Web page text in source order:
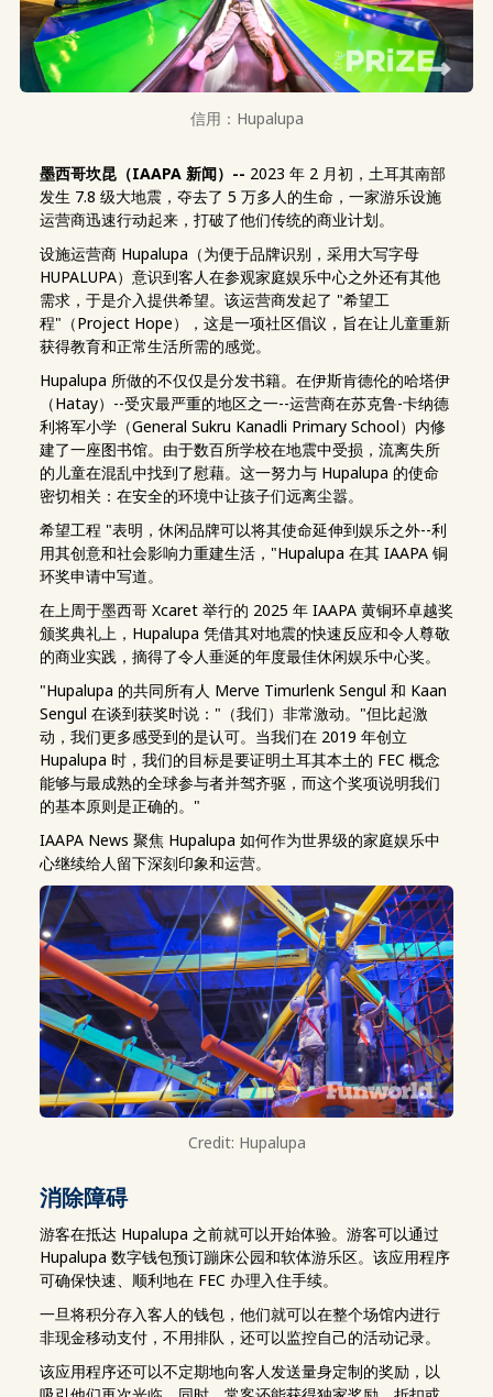
信用：Hupalupa
墨西哥坎昆（IAAPA 新闻）-- 2023 年 2 月初，土耳其南部
发生 7.8 级大地震，夺去了 5 万多人的生命，一家游乐设施
运营商迅速行动起来，打破了他们传统的商业计划。
设施运营商 Hupalupa（为便于品牌识别，采用大写字母
HUPALUPA）意识到客人在参观家庭娱乐中心之外还有其他
需求，于是介入提供希望。该运营商发起了 "希望工
程"（Project Hope），这是一项社区倡议，旨在让儿童重新
获得教育和正常生活所需的感觉。
Hupalupa 所做的不仅仅是分发书籍。在伊斯肯德伦的哈塔伊
（Hatay）--受灾最严重的地区之一--运营商在苏克鲁-卡纳德
利将军小学（General Sukru Kanadli Primary School）内修
建了一座图书馆。由于数百所学校在地震中受损，流离失所
的儿童在混乱中找到了慰藉。这一努力与 Hupalupa 的使命
密切相关：在安全的环境中让孩子们远离尘嚣。
希望工程 "表明，休闲品牌可以将其使命延伸到娱乐之外--利
用其创意和社会影响力重建生活，"Hupalupa 在其 IAAPA 铜
环奖申请中写道。
在上周于墨西哥 Xcaret 举行的 2025 年 IAAPA 黄铜环卓越奖
颁奖典礼上，Hupalupa 凭借其对地震的快速反应和令人尊敬
的商业实践，摘得了令人垂涎的年度最佳休闲娱乐中心奖。
"Hupalupa 的共同所有人 Merve Timurlenk Sengul 和 Kaan
Sengul 在谈到获奖时说："（我们）非常激动。"但比起激
动，我们更多感受到的是认可。当我们在 2019 年创立
Hupalupa 时，我们的目标是要证明土耳其本土的 FEC 概念
能够与最成熟的全球参与者并驾齐驱，而这个奖项说明我们
的基本原则是正确的。"
IAAPA News 聚焦 Hupalupa 如何作为世界级的家庭娱乐中
心继续给人留下深刻印象和运营。
Credit: Hupalupa
消除障碍
游客在抵达 Hupalupa 之前就可以开始体验。游客可以通过
Hupalupa 数字钱包预订蹦床公园和软体游乐区。该应用程序
可确保快速、顺利地在 FEC 办理入住手续。
一旦将积分存入客人的钱包，他们就可以在整个场馆内进行
非现金移动支付，不用排队，还可以监控自己的活动记录。
该应用程序还可以不定期地向客人发送量身定制的奖励，以